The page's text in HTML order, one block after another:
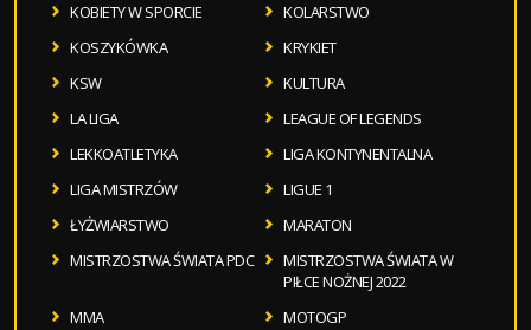
KOBIETY W SPORCIE
KOLARSTWO
KOSZYKÓWKA
KRYKIET
KSW
KULTURA
LA LIGA
LEAGUE OF LEGENDS
LEKKOATLETYKA
LIGA KONTYNENTALNA
LIGA MISTRZÓW
LIGUE 1
ŁYŻWIARSTWO
MARATON
MISTRZOSTWA ŚWIATA PDC
MISTRZOSTWA ŚWIATA W
PIŁCE NOŻNEJ 2022
MMA
MOTOGP